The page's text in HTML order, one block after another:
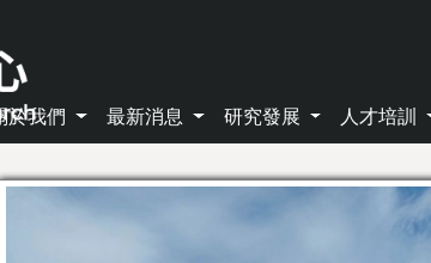
於我們 最新消息 研究發展 人才培訓